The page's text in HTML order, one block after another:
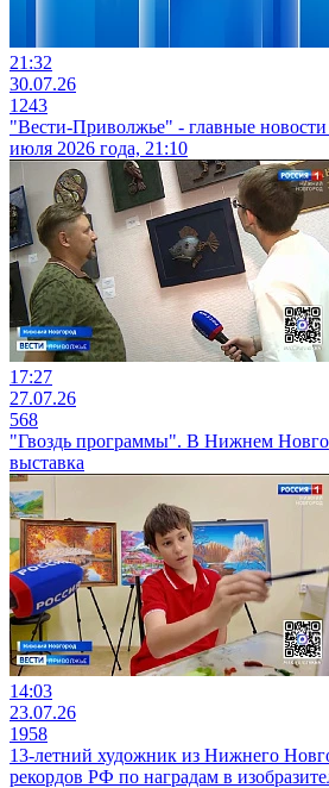
21:32
30.07.26
1243
"Вести-Приволжье" - главные
июля 2026 года, 21:10
17:27
27.07.26
568
"Гвоздь программы". В Нижнем
выставка
14:03
23.07.26
1958
13-летний художник из Нижнего
рекордов РФ по наградам в